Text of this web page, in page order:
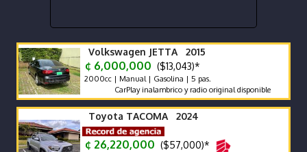
Volkswagen JETTA 2015
¢ 6,000,000 ($13,043)*
2000cc | Manual | Gasolina | 5 pas.
CarPlay inalambrico y radio original disponible
Toyota TACOMA 2024
¢ 26,220,000 ($57,000)*